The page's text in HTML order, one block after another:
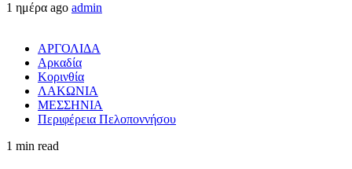
1 ημέρα ago admin
ΑΡΓΟΛΙΔΑ
Αρκαδία
Κορινθία
ΛΑΚΩΝΙΑ
ΜΕΣΣΗΝΙΑ
Περιφέρεια Πελοποννήσου
1 min read